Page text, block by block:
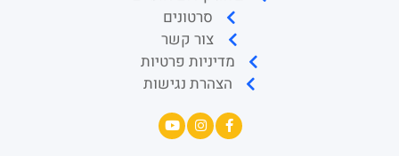
רוצים שנדבר?
052-822-2601